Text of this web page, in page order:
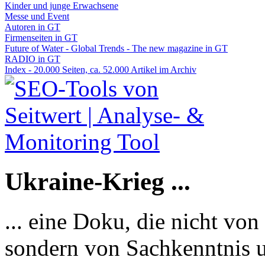
Kinder und junge Erwachsene
Messe und Event
Autoren in GT
Firmenseiten in GT
Future of Water - Global Trends - The new magazine in GT
RADIO in GT
Index - 20.000 Seiten, ca. 52.000 Artikel im Archiv
Ukraine-Krieg ...
... eine Doku, die nicht
sondern von Sachkenntnis